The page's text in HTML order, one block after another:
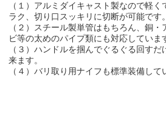
（１）アルミダイキャスト製なので軽
ラク、切り口スッキリに切断が可能です。
（２）スチール製単管はもちろん、銅
ビ等の太めのパイプ類にも対応していま
（３）ハンドルを掴んでぐるぐる回す
来ます。
（４）バリ取り用ナイフも標準装備して